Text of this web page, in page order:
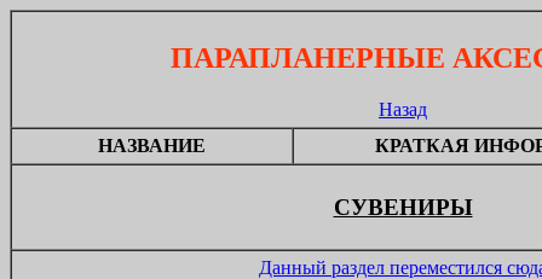
ПАРАПЛАНЕРНЫЕ
Назад
НАЗВАНИЕ
КРАТКАЯ
СУВЕНИРЫ
Данный раздел переместился